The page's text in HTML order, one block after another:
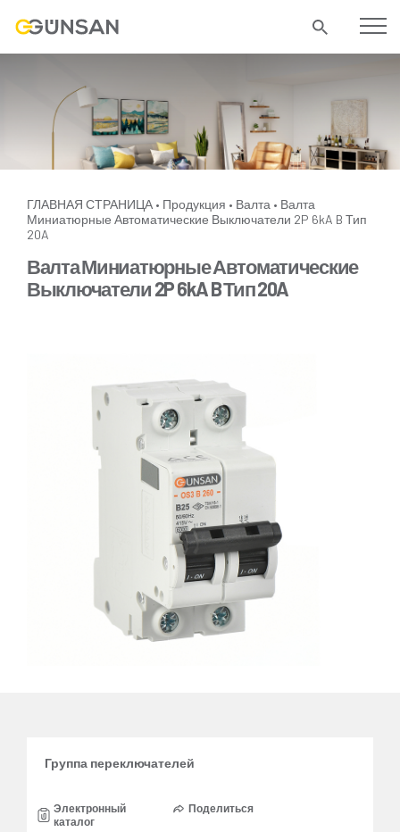
ГЛАВНАЯ СТРАНИЦА • Продукция • Валта • Валта
Миниатюрные Автоматические Выключатели 2P 6kA B Тип
20A
Валта Миниатюрные Автоматические
Выключатели 2P 6kA B Тип 20A
Группа переключателей
Электронный
каталог
Поделиться